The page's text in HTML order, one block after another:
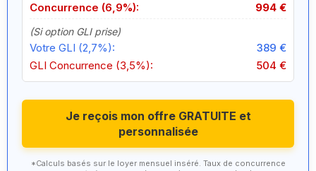
Concurrence (6,9%):
994 €
(Si option GLI prise)
Votre GLI (2,7%):
389 €
GLI Concurrence (3,5%):
504 €
Je reçois mon offre GRATUITE et
personnalisée
*Calculs basés sur le loyer mensuel inséré. Taux de concurrence